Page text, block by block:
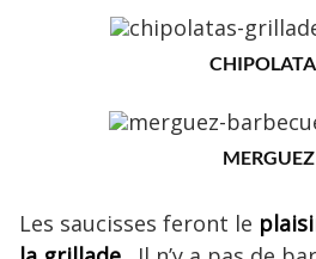
MERGUEZ
Les saucisses feront le